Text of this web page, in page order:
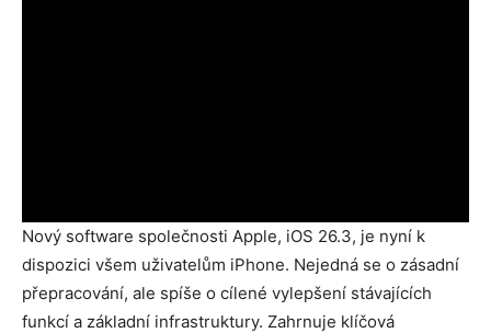
Nový software společnosti Apple, iOS 26.3, je nyní k
dispozici všem uživatelům iPhone. Nejedná se o zásadní
přepracování, ale spíše o cílené vylepšení stávajících
funkcí a základní infrastruktury. Zahrnuje klíčová